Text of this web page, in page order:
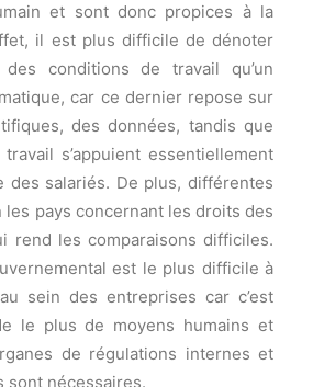
et sont donc propices à la
il est plus difficile de dénoter
conditions de travail qu’un
car ce dernier repose sur
des données, tandis que
s’appuient essentiellement
des salariés. De plus, différentes
pays concernant les droits des
rend les comparaisons difficiles.
est le plus difficile à
sein des entreprises car c’est
le plus de moyens humains et
de régulations internes et
sont nécessaires.